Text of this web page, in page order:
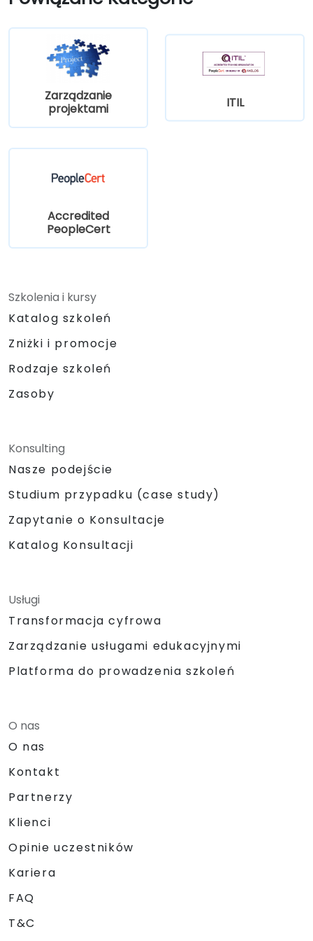
Zarządzanie
projektami
ITIL
Accredited
PeopleCert
Szkolenia i kursy
Katalog szkoleń
Zniżki i promocje
Rodzaje szkoleń
Zasoby
Konsulting
Nasze podejście
Studium przypadku (case study)
Zapytanie o Konsultacje
Katalog Konsultacji
Usługi
Transformacja cyfrowa
Zarządzanie usługami edukacyjnymi
Platforma do prowadzenia szkoleń
O nas
O nas
Kontakt
Partnerzy
Klienci
Opinie uczestników
Kariera
FAQ
T&C